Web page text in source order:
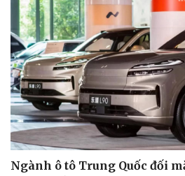
Ngành ô tô Trung Quốc đối